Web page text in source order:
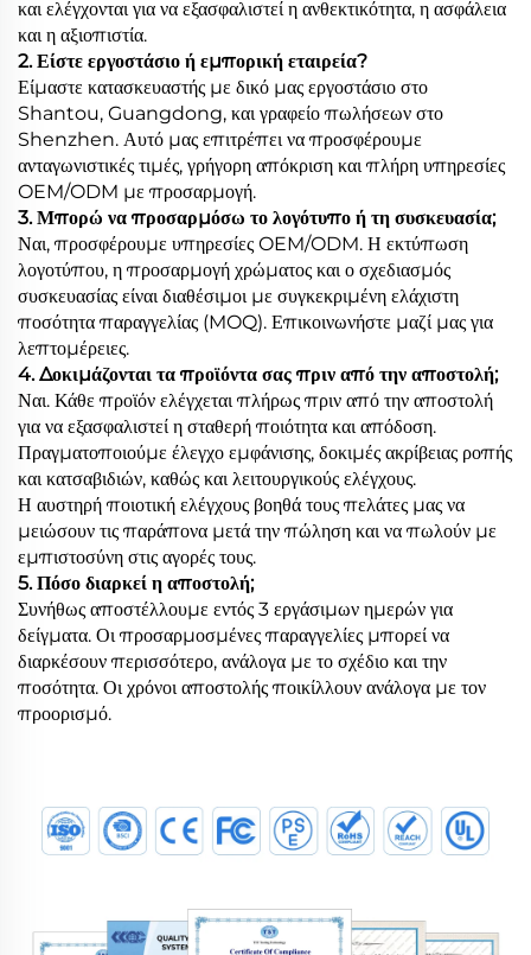
και ελέγχονται για να εξασφαλιστεί η ανθεκτικότητα, η ασφάλεια
και η αξιοπιστία.
2. Είστε εργοστάσιο ή εμπορική εταιρεία?
Είμαστε κατασκευαστής με δικό μας εργοστάσιο στο
Shantou, Guangdong, και γραφείο πωλήσεων στο
Shenzhen. Αυτό μας επιτρέπει να προσφέρουμε
ανταγωνιστικές τιμές, γρήγορη απόκριση και πλήρη υπηρεσίες
OEM/ODM με προσαρμογή.
3. Μπορώ να προσαρμόσω το λογότυπο ή τη συσκευασία;
Ναι, προσφέρουμε υπηρεσίες OEM/ODM. Η εκτύπωση
λογοτύπου, η προσαρμογή χρώματος και ο σχεδιασμός
συσκευασίας είναι διαθέσιμοι με συγκεκριμένη ελάχιστη
ποσότητα παραγγελίας (MOQ). Επικοινωνήστε μαζί μας για
λεπτομέρειες.
4. Δοκιμάζονται τα προϊόντα σας πριν από την αποστολή;
Ναι. Κάθε προϊόν ελέγχεται πλήρως πριν από την αποστολή
για να εξασφαλιστεί η σταθερή ποιότητα και απόδοση.
Πραγματοποιούμε έλεγχο εμφάνισης, δοκιμές ακρίβειας ροπής
και κατσαβιδιών, καθώς και λειτουργικούς ελέγχους.
Η αυστηρή ποιοτική ελέγχους βοηθά τους πελάτες μας να
μειώσουν τις παράπονα μετά την πώληση και να πωλούν με
εμπιστοσύνη στις αγορές τους.
5. Πόσο διαρκεί η αποστολή;
Συνήθως αποστέλλουμε εντός 3 εργάσιμων ημερών για
δείγματα. Οι προσαρμοσμένες παραγγελίες μπορεί να
διαρκέσουν περισσότερο, ανάλογα με το σχέδιο και την
ποσότητα. Οι χρόνοι αποστολής ποικίλλουν ανάλογα με τον
προορισμό.